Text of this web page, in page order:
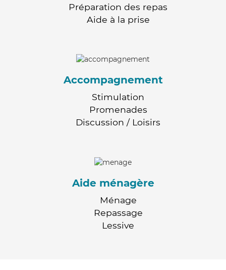
Préparation des repas
Aide à la prise
Accompagnement
Stimulation
Promenades
Discussion / Loisirs
Aide ménagère
Ménage
Repassage
Lessive